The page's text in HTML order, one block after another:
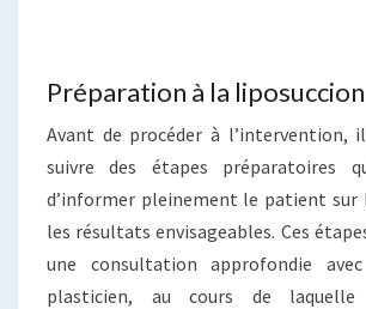
Préparation à la liposuccion
Avant de procéder à l’intervention,
suivre des étapes préparatoires
d’informer pleinement le patient
les résultats envisageables. Ces
une consultation approfondie
plasticien, au cours de